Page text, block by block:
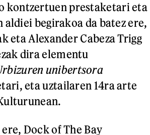
kontzertuen prestaketari eta
begirakoa da batez ere,
eta Alexander Cabeza Trigg
dira elementu
unibertsora
eta uztailaren 14ra arte
Dock of The Bay